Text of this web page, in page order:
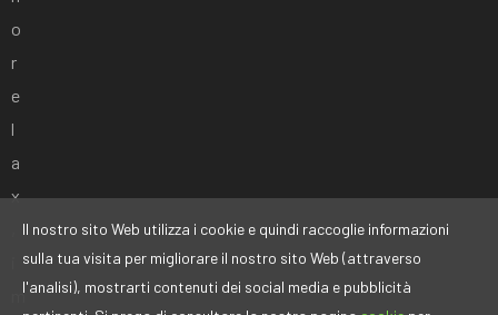
o
r
e
l
a
x
m
Il nostro sito Web utilizza i cookie e quindi raccoglie informazioni
sulla tua visita per migliorare il nostro sito Web (attraverso
l'analisi), mostrarti contenuti dei social media e pubblicità